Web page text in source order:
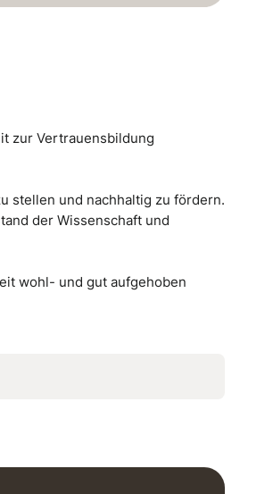
zur Vertrauensbildung
stellen und nachhaltig zu fördern.
der Wissenschaft und
wohl- und gut aufgehoben